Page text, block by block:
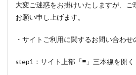
大変ご迷惑をお掛けいたしますが、ご
お願い申し上げます。
・サイトご利用に関するお問い合わせ
step1：サイト上部「≡ 」三本線を開く